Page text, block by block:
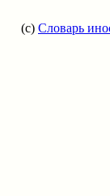
(c) Словарь